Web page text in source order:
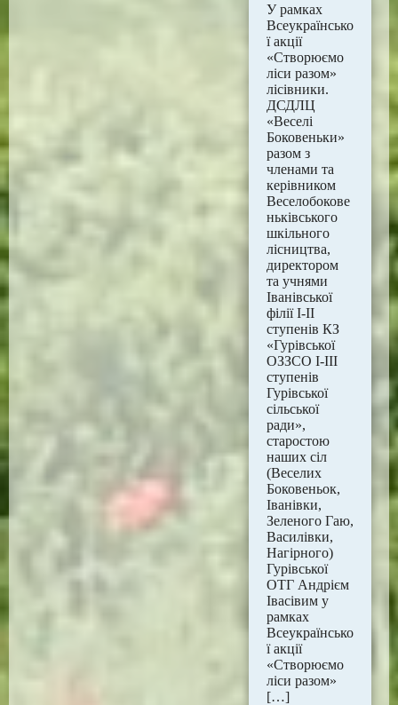
У рамках
Всеукраїнсько
ї акції
«Створюємо
ліси разом»
лісівники.
ДСДЛЦ
«Веселі
Боковеньки»
разом з
членами та
керівником
Веселобокове
ньківського
шкільного
лісництва,
директором
та учнями
Іванівської
філії І-ІІ
ступенів КЗ
«Гурівської
ОЗЗСО І-ІІІ
ступенів
Гурівської
сільської
ради»,
старостою
наших сіл
(Веселих
Боковеньок,
Іванівки,
Зеленого Гаю,
Василівки,
Нагірного)
Гурівської
ОТГ Андрієм
Івасівим у
рамках
Всеукраїнсько
ї акції
«Створюємо
ліси разом»
[…]